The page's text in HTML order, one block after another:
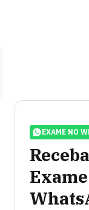
EXAME NO